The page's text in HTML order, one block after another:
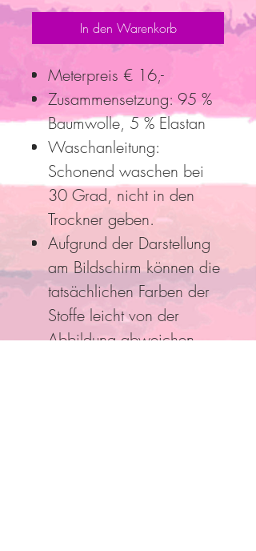
In den Warenkorb
Meterpreis € 16,-
Zusammensetzung: 95 %
Baumwolle, 5 % Elastan
Waschanleitung:
Schonend waschen bei
30 Grad, nicht in den
Trockner geben.
Aufgrund der Darstellung
am Bildschirm können die
tatsächlichen Farben der
Stoffe leicht von der
Abbildung abweichen.